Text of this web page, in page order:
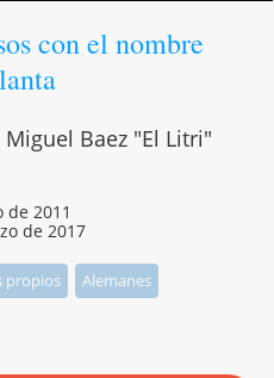
con el nombre
Baez "El Litri"
de 2011
de 2017
propios
Alemanes